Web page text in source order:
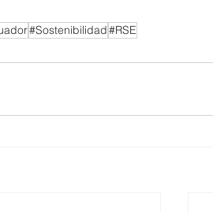
#Sostenibilidad#RSE